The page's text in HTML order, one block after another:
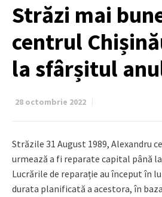
Străzi mai
centrul
la sfârșitul
28 octombrie 2022
Străzile 31 August 1989, Alexandru
urmează a fi reparate capital până
Lucrările de reparație au început în
durata planificată a acestora, în